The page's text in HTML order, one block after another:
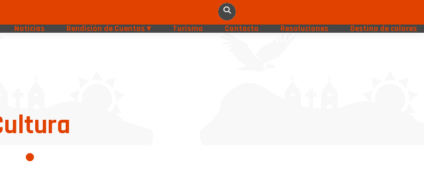
Noticias Rendición de Cuentas Turismo Contacto Resoluciones Destino de colores